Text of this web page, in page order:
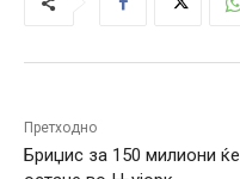
Претходно
Бриџис за 150 милиони ќе